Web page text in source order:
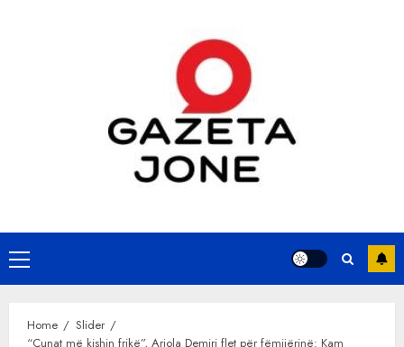
Primary
Menu
Home
Slider
“Çunat më kishin frikë”, Arjola Demiri flet për fëmijërinë: Kam